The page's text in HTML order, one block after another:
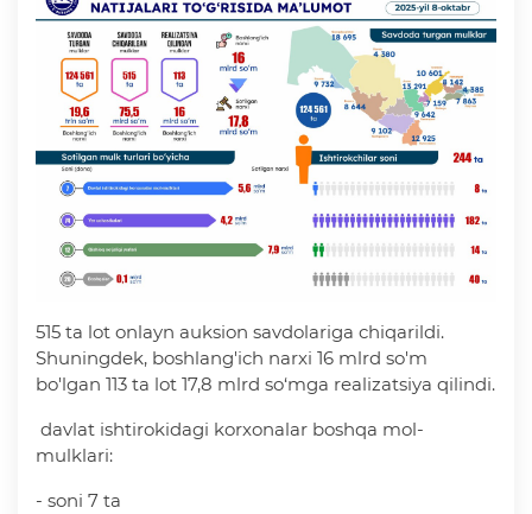
515 ta lot onlayn auksion savdolariga chiqarildi.
Shuningdek, boshlang'ich narxi 16 mlrd so'm
bo'lgan 113 ta lot 17,8 mlrd so‘mga realizatsiya qilindi.
davlat ishtirokidagi korxonalar boshqa mol-
mulklari:
- soni 7 ta